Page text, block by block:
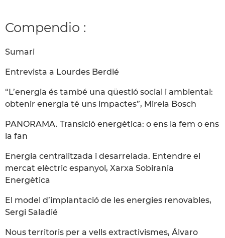
Compendio :
Sumari
Entrevista a Lourdes Berdié
“L’energia és també una qüestió social i ambiental:
obtenir energia té uns impactes”, Mireia Bosch
PANORAMA. Transició energètica: o ens la fem o ens
la fan
Energia centralitzada i desarrelada. Entendre el
mercat elèctric espanyol, Xarxa Sobirania
Energètica
El model d’implantació de les energies renovables,
Sergi Saladié
Nous territoris per a vells extractivismes, Álvaro